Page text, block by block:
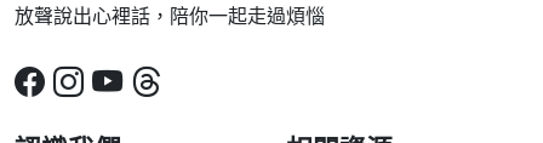
放聲說出心裡話，陪你一起走過煩惱